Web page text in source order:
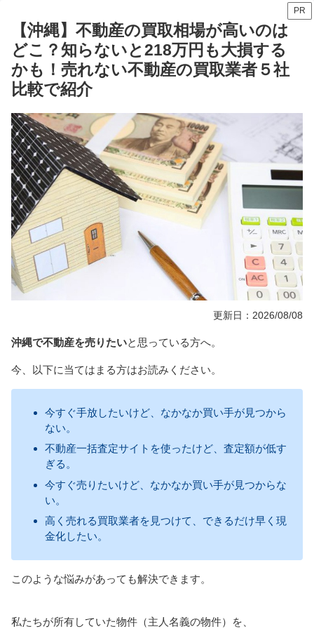
PR
【沖縄】不動産の買取相場が高いのは
どこ？知らないと218万円も大損する
かも！売れない不動産の買取業者５社
比較で紹介
更新日：2026/08/08
沖縄で不動産を売りたいと思っている方へ。
今、以下に当てはまる方はお読みください。
今すぐ手放したいけど、なかなか買い手が見つから
ない。
不動産一括査定サイトを使ったけど、査定額が低す
ぎる。
今すぐ売りたいけど、なかなか買い手が見つからな
い。
高く売れる買取業者を見つけて、できるだけ早く現
金化したい。
このような悩みがあっても解決できます。
私たちが所有していた物件（主人名義の物件）を、